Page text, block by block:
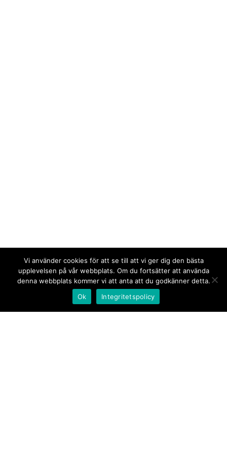
Vi använder cookies för att se till att vi ger dig den bästa
upplevelsen på vår webbplats. Om du fortsätter att använda
denna webbplats kommer vi att anta att du godkänner detta.
Ok
Integritetspolicy